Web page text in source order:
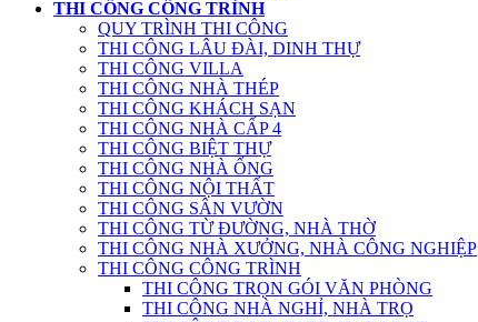
THI CÔNG CÔNG TRÌNH
QUY TRÌNH THI CÔNG
THI CÔNG LÂU ĐÀI, DINH THỰ
THI CÔNG VILLA
THI CÔNG NHÀ THÉP
THI CÔNG KHÁCH SẠN
THI CÔNG NHÀ CẤP 4
THI CÔNG BIỆT THỰ
THI CÔNG NHÀ ỐNG
THI CÔNG NỘI THẤT
THI CÔNG SÂN VƯỜN
THI CÔNG TỪ ĐƯỜNG, NHÀ THỜ
THI CÔNG NHÀ XƯỞNG, NHÀ CÔNG NGHIỆP
THI CÔNG CÔNG TRÌNH
THI CÔNG TRỌN GÓI VĂN PHÒNG
THI CÔNG NHÀ NGHỈ, NHÀ TRỌ